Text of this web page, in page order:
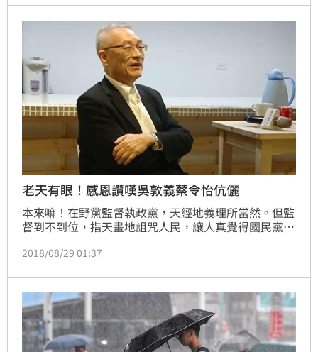
踏實地執行每個治水工程，讓每個城市都成為韌性的城
市，讓台灣的國土更加安全。
老天有眼！感恩讚嘆吳敦義蔡令怡伉儷
本來嘛！在野黨監督執政黨，天經地義理所當然。但監
督到不到位，指天畫地詛咒人民，讓人真覺得國民黨這
同學一起去旗山幫忙救災，記得那一年在野黨是民進
剛好又是縣市長的選舉。按照吳敦義跟他國民黨一缸子
的見獵心喜，照理說，蔡英文就應該跟他們現在一樣結
合部分媒體利用『天降』的大好機會好好消費一下災
情，大批治水不力，打
2018/08/29 01:37